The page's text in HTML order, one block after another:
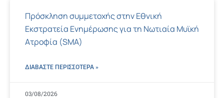
Πρόσκληση συμμετοχής στην Εθνική
Εκστρατεία Ενημέρωσης για τη Νωτιαία Μυϊκή
Ατροφία (SMA)
ΔΙΑΒΑΣΤΕ ΠΕΡΙΣΣΌΤΕΡΑ »
03/08/2026